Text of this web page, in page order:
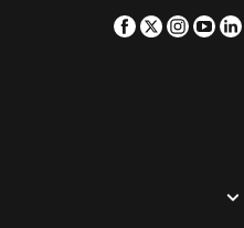
Facebook
Twitter